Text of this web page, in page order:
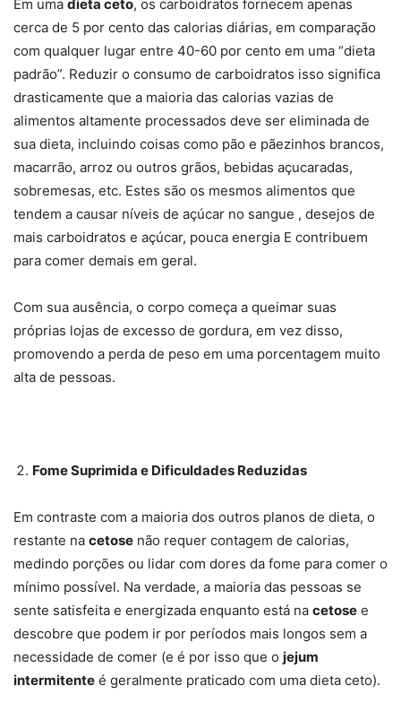
Em uma dieta ceto, os carboidratos fornecem apenas
cerca de 5 por cento das calorias diárias, em comparação
com qualquer lugar entre 40-60 por cento em uma “dieta
padrão”. Reduzir o consumo de carboidratos isso significa
drasticamente que a maioria das calorias vazias de
alimentos altamente processados deve ser eliminada de
sua dieta, incluindo coisas como pão e pãezinhos brancos,
macarrão, arroz ou outros grãos, bebidas açucaradas,
sobremesas, etc. Estes são os mesmos alimentos que
tendem a causar níveis de açúcar no sangue , desejos de
mais carboidratos e açúcar, pouca energia E contribuem
para comer demais em geral.
Com sua ausência, o corpo começa a queimar suas
próprias lojas de excesso de gordura, em vez disso,
promovendo a perda de peso em uma porcentagem muito
alta de pessoas.
Fome Suprimida e Dificuldades Reduzidas
Em contraste com a maioria dos outros planos de dieta, o
restante na cetose não requer contagem de calorias,
medindo porções ou lidar com dores da fome para comer o
mínimo possível. Na verdade, a maioria das pessoas se
sente satisfeita e energizada enquanto está na cetose e
descobre que podem ir por períodos mais longos sem a
necessidade de comer (e é por isso que o jejum
intermitente é geralmente praticado com uma dieta ceto).